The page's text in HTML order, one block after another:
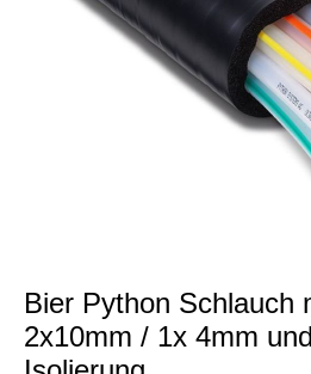
Bier Python Schlauch
2x10mm / 1x 4mm